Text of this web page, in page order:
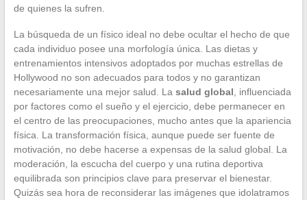
de quienes la sufren.
La búsqueda de un físico ideal no debe ocultar el hecho de que
cada individuo posee una morfología única. Las dietas y
entrenamientos intensivos adoptados por muchas estrellas de
Hollywood no son adecuados para todos y no garantizan
necesariamente una mejor salud. La salud global , influenciada
por factores como el sueño y el ejercicio, debe permanecer en
el centro de las preocupaciones, mucho antes que la apariencia
física. La transformación física, aunque puede ser fuente de
motivación, no debe hacerse a expensas de la salud global. La
moderación, la escucha del cuerpo y una rutina deportiva
equilibrada son principios clave para preservar el bienestar.
Quizás sea hora de reconsiderar las imágenes que idolatramos